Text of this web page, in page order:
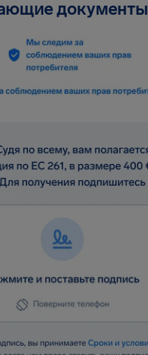
документы